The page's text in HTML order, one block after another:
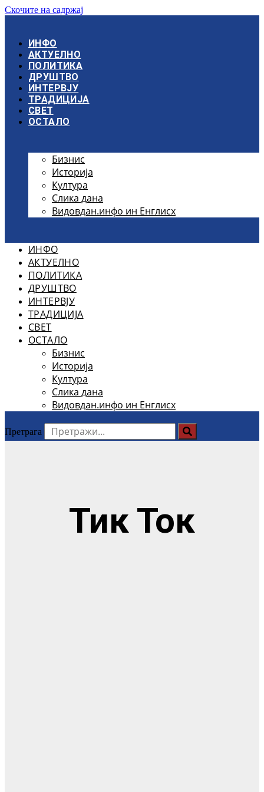
Скочите на садржај
ИНФО
АКТУЕЛНО
ПОЛИТИКА
ДРУШТВО
ИНТЕРВЈУ
ТРАДИЦИЈА
СВЕТ
ОСТАЛО
Бизнис
Историја
Култура
Слика дана
Видовдан.инфо ин Енглисх
ИНФО
АКТУЕЛНО
ПОЛИТИКА
ДРУШТВО
ИНТЕРВЈУ
ТРАДИЦИЈА
СВЕТ
ОСТАЛО
Бизнис
Историја
Култура
Слика дана
Видовдан.инфо ин Енглисх
Претрага
Тик Ток